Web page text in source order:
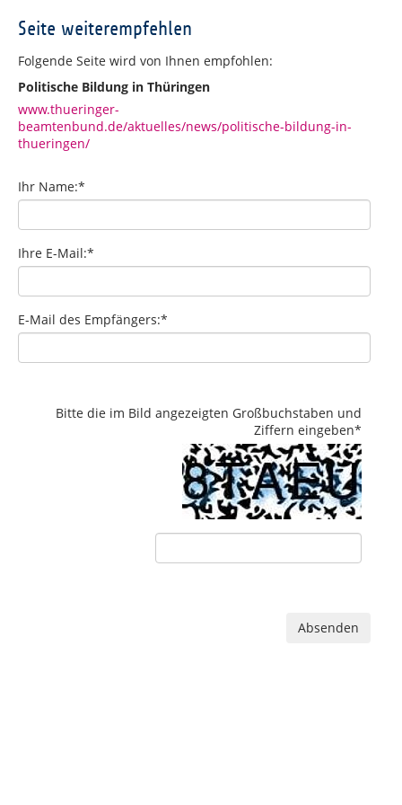
Seite weiterempfehlen
Folgende Seite wird von Ihnen empfohlen:
Politische Bildung in Thüringen
www.thueringer-
beamtenbund.de/aktuelles/news/politische-bildung-in-
thueringen/
Ihr Name:*
Ihre E-Mail:*
E-Mail des Empfängers:*
Bitte die im Bild angezeigten Großbuchstaben und
Ziffern eingeben*
Absenden